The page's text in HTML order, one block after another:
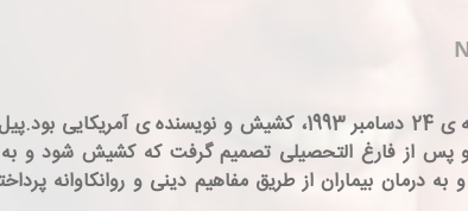
نورمن وینسنت پیل، زاده ی 31 می 1898 و درگذشته ی 24 دسامبر
پس از فارغ التحصیلی تصمیم گرفت که کشیش شود و به